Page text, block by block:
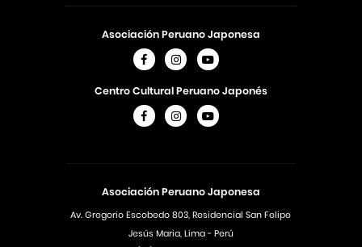
Asociación Peruano Japonesa
Av. Gregorio Escobedo 803, Residencial San Felipe
Jesús Maria, Lima - Perú
Asociación Peruano Japonesa
Centro Cultural Peruano Japonés